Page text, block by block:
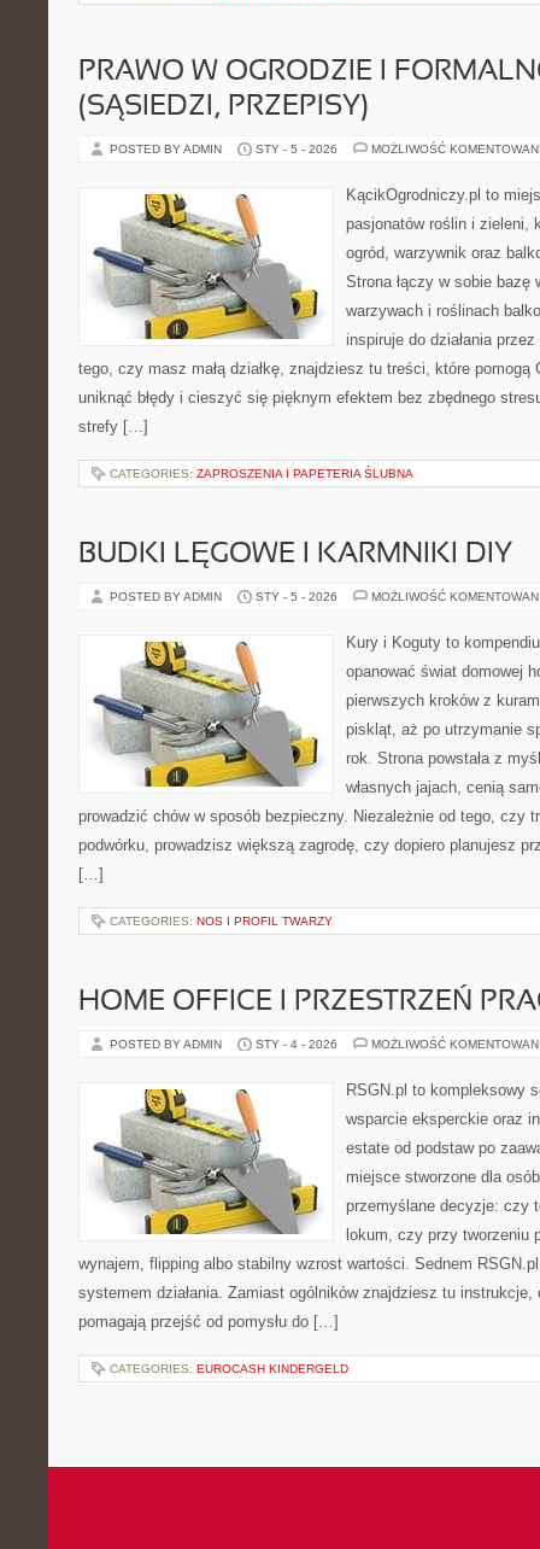
PRAWO W OGRODZIE I
(SĄSIEDZI, PRZEPISY)
POSTED BY ADMIN STY - 5 - 2026 MOŻLIWOŚĆ
KącikOgrodniczy.pl to
pasjonatów roślin i zieleni,
ogród, warzywnik oraz
Strona łączy w sobie bazę
warzywach i roślinach
inspiruje do działania
tego, czy masz małą działkę, znajdziesz tu treści, które pomogą
uniknąć błędy i cieszyć się pięknym efektem bez zbędnego
strefy […]
CATEGORIES: ZAPROSZENIA I PAPETERIA ŚLUBNA
BUDKI LĘGOWE I KARMNIKI DIY
POSTED BY ADMIN STY - 5 - 2026 MOŻLIWOŚĆ
Kury i Koguty to
opanować świat domowej
pierwszych kroków z
piskląt, aż po utrzymanie
rok. Strona powstała z
własnych jajach, cenią
prowadzić chów w sposób bezpieczny. Niezależnie od tego, czy
podwórku, prowadzisz większą zagrodę, czy dopiero planujesz
[…]
CATEGORIES: NOS I PROFIL TWARZY
HOME OFFICE I PRZESTRZEŃ
POSTED BY ADMIN STY - 4 - 2026 MOŻLIWOŚĆ
RSGN.pl to kompleksowy
wsparcie eksperckie oraz
estate od podstaw po
miejsce stworzone dla
przemyślane decyzje: czy
lokum, czy przy tworzeniu
wynajem, flipping albo stabilny wzrost wartości. Sednem
systemem działania. Zamiast ogólników znajdziesz tu
pomagają przejść od pomysłu do […]
CATEGORIES: EUROCASH KINDERGELD